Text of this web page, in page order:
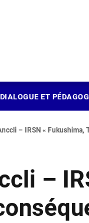
DIALOGUE ET
– IRSN « Fukushima,
–